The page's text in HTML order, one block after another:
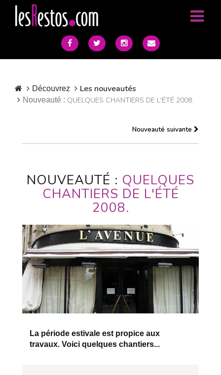
Découvrez Les nouveautés
Nouveauté : QUELQUES CHANTIERS DE L'ÉTÉ 2008.
Nouveauté suivante
NOUVEAUTÉ : QUELQUES
CHANTIERS DE L'ÉTÉ
2008.
La période estivale est propice aux
travaux. Voici quelques chantiers...